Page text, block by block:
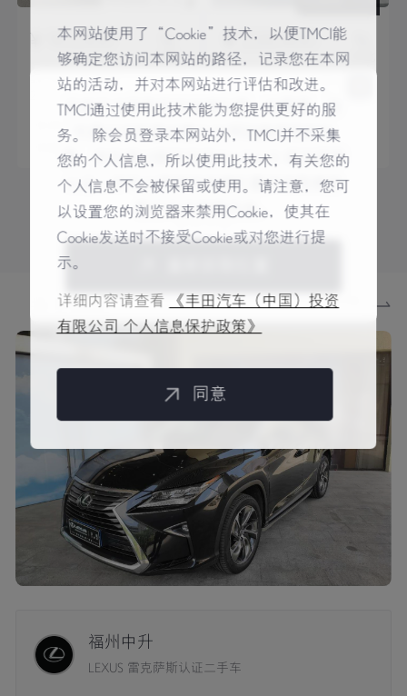
本网站使用了“Cookie”技术，以便TMCI能
够确定您访问本网站的路径，记录您在本网
站的活动，并对本网站进行评估和改进。
TMCI通过使用此技术能为您提供更好的服
务。 除会员登录本网站外，TMCI并不采集
您的个人信息，所以使用此技术，有关您的
个人信息不会被保留或使用。请注意，您可
以设置您的浏览器来禁用Cookie，使其在
Cookie发送时不接受Cookie或对您进行提
示。
详细内容请查看
《丰田汽车（中国）投资
有限公司 个人信息保护政策》
同意
目前无法获取您的地理位置，如需要，您
可通过浏览器设置允许网站使用您的位
置，然后通过刷新页面与 LEXUS 雷克萨斯
认证二手车分享您的地理位置并获取离您
最近的经销商信息。
¥ 90,000
对比
ES 250 精英版
21.9 万km 2012上牌
空间大
性价比高
¥ 228,400
RX 300 改款典雅版
9.8 万km 2020上牌
空间大
更多车源
关于我们 更多详情
福州中升
LEXUS 雷克萨斯认证二手车